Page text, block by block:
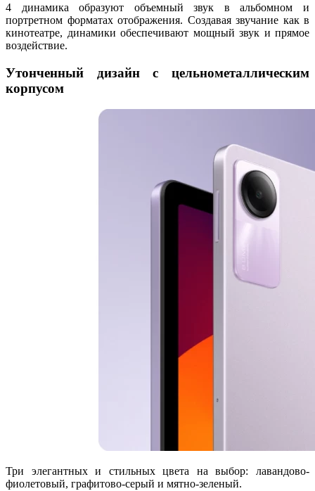
4 динамика образуют объемный звук в альбомном и
портретном форматах отображения. Создавая звучание как в
кинотеатре, динамики обеспечивают мощный звук и прямое
воздействие.
Утонченный дизайн с цельнометаллическим
корпусом
Три элегантных и стильных цвета на выбор: лавандово-
фиолетовый, графитово-серый и мятно-зеленый.